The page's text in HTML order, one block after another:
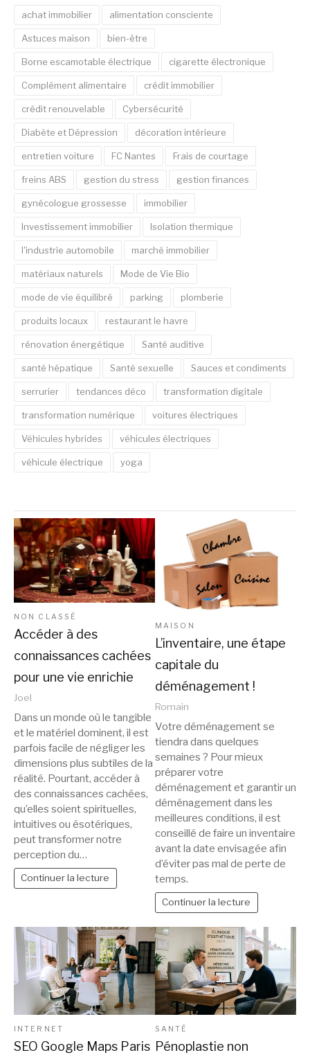
achat immobilier alimentation consciente
Astuces maison bien-être
Borne escamotable électrique cigarette électronique
Complément alimentaire crédit immobilier
crédit renouvelable Cybersécurité
Diabète et Dépression décoration intérieure
entretien voiture FC Nantes Frais de courtage
freins ABS gestion du stress gestion finances
gynécologue grossesse immobilier
Investissement immobilier Isolation thermique
l'industrie automobile marché immobilier
matériaux naturels Mode de Vie Bio
mode de vie équilibré parking plomberie
produits locaux restaurant le havre
rénovation énergétique Santé auditive
santé hépatique Santé sexuelle Sauces et condiments
serrurier tendances déco transformation digitale
transformation numérique voitures électriques
Véhicules hybrides véhicules électriques
véhicule électrique yoga
NON CLASSÉ
Accéder à des
connaissances cachées
pour une vie enrichie
Joel
Dans un monde où le tangible
et le matériel dominent, il est
parfois facile de négliger les
dimensions plus subtiles de la
réalité. Pourtant, accéder à
des connaissances cachées,
qu’elles soient spirituelles,
intuitives ou ésotériques,
peut transformer notre
perception du…
Continuer la lecture
MAISON
L’inventaire, une étape
capitale du
déménagement !
Romain
Votre déménagement se
tiendra dans quelques
semaines ? Pour mieux
préparer votre
déménagement et garantir un
déménagement dans les
meilleures conditions, il est
conseillé de faire un inventaire
avant la date envisagée afin
d’éviter pas mal de perte de
temps.
Continuer la lecture
INTERNET
SEO Google Maps Paris
SANTÉ
Pénoplastie non